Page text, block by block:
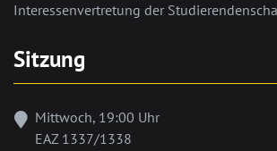
Interessenvertretung der
Sitzung
Mittwoch, 19:00 Uhr
EAZ 1337/1338